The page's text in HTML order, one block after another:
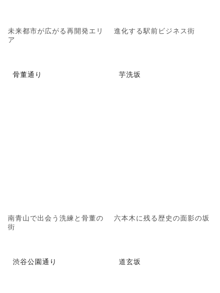
未来都市が広がる再開発エリ
ア
進化する駅前ビジネス街
骨董通り
南青山で出会う洗練と骨董の
街
芋洗坂
六本木に残る歴史の面影の坂
渋谷公園通り 道玄坂